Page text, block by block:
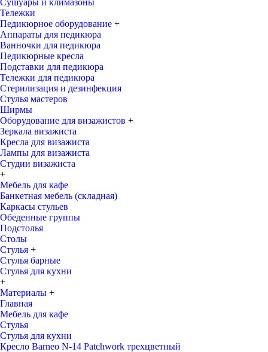
Сушуары и климазоны
Тележки
Педикюрное оборудование +
Аппараты для педикюра
Ванночки для педикюра
Педикюрные кресла
Подставки для педикюра
Тележки для педикюра
Стерилизация и дезинфекция
Стулья мастеров
Ширмы
Оборудование для визажистов +
Зеркала визажиста
Кресла для визажиста
Лампы для визажиста
Студии визажиста
+
Мебель для кафе
Банкетная мебель (складная)
Каркасы стульев
Обеденные группы
Подстолья
Столы
Стулья +
Стулья барные
Стулья для кухни
+
Материалы +
Главная
Мебель для кафе
Стулья
Стулья для кухни
Кресло Barneo N-14 Patchwork трехцветный